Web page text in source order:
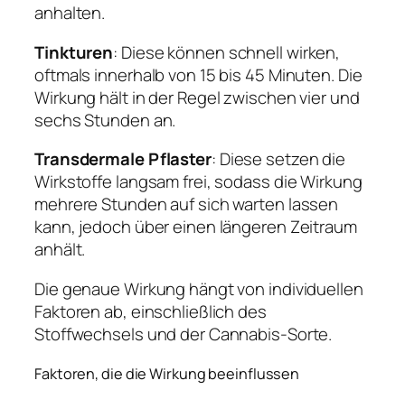
anhalten.
Tinkturen: Diese können schnell wirken,
oftmals innerhalb von 15 bis 45 Minuten. Die
Wirkung hält in der Regel zwischen vier und
sechs Stunden an.
Transdermale Pflaster: Diese setzen die
Wirkstoffe langsam frei, sodass die Wirkung
mehrere Stunden auf sich warten lassen
kann, jedoch über einen längeren Zeitraum
anhält.
Die genaue Wirkung hängt von individuellen
Faktoren ab, einschließlich des
Stoffwechsels und der Cannabis-Sorte.
Faktoren, die die Wirkung beeinflussen